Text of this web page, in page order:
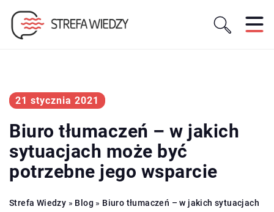
21 stycznia 2021
Biuro tłumaczeń – w jakich
sytuacjach może być
potrzebne jego wsparcie
Strefa Wiedzy » Blog » Biuro tłumaczeń – w jakich sytuacjach